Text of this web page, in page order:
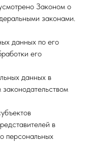
Законом о
законами.
данных по его
его
данных в
в
персональных